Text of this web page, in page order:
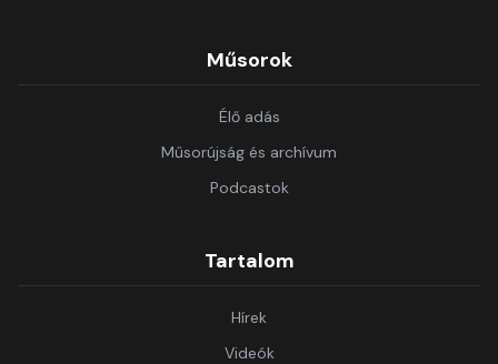
Műsorok
Élő adás
Műsorújság és archívum
Podcastok
Tartalom
Hírek
Videók